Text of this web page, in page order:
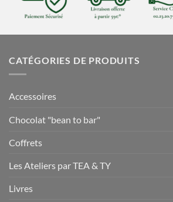
CATÉGORIES DE PRODUITS
Accessoires
Chocolat "bean to bar"
Coffrets
Les Ateliers par TEA & TY
Livres